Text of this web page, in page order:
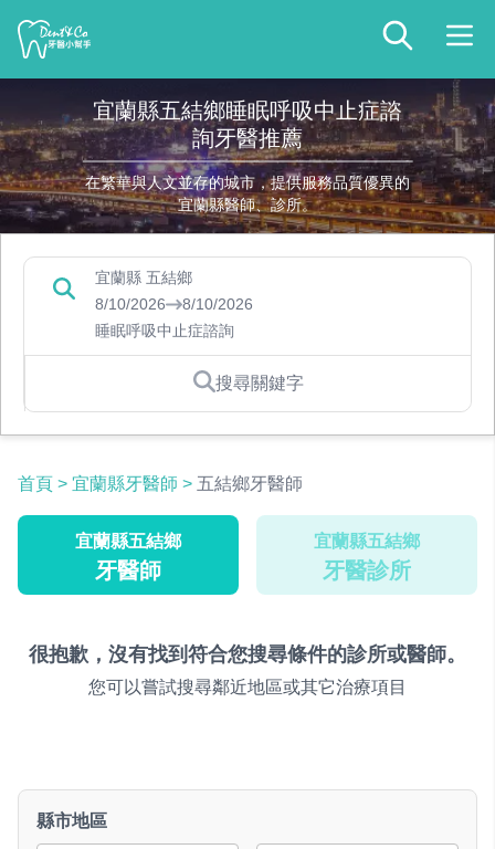
宜蘭縣五結鄉睡眠呼吸中止症諮
詢牙醫推薦
在繁華與人文並存的城市，提供服務品質優異的
宜蘭縣醫師、診所。
宜蘭縣 五結鄉
8/10/2026
8/10/2026
睡眠呼吸中止症諮詢
搜尋關鍵字
首頁 > 宜蘭縣牙醫師 > 五結鄉牙醫師
宜蘭縣五結鄉
牙醫師
宜蘭縣五結鄉
牙醫診所
很抱歉，沒有找到符合您搜尋條件的診所或醫師。
您可以嘗試搜尋鄰近地區或其它治療項目
縣市地區